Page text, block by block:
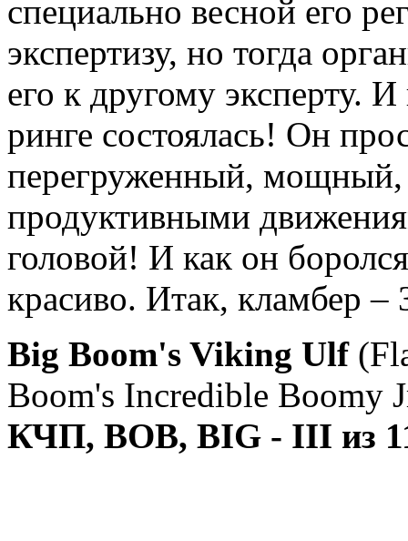
специально весной его
экспертизу, но тогда
его к другому эксперту.
ринге состоялась! Он
перегруженный, мощный,
продуктивными
головой! И как он
красиво. Итак, кламбер –
Big Boom's Viking Ulf
Boom's Incredible Boomy
КЧП, ВОВ, BIG - III из